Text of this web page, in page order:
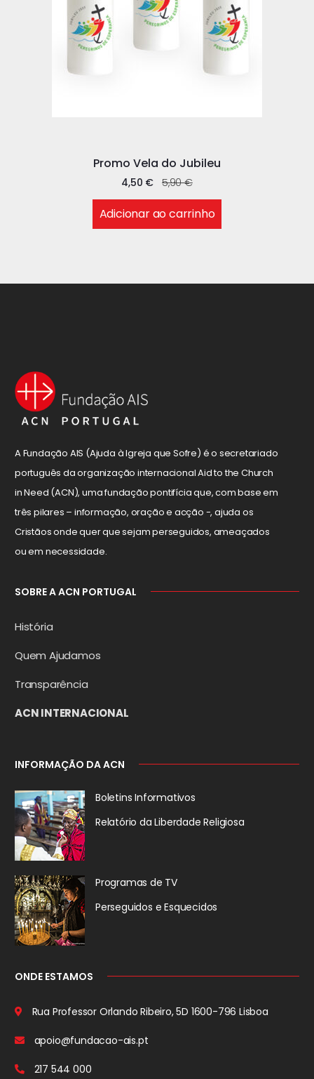
Promo Vela do Jubileu
5,90€
4,50 €
Adicionar ao carrinho
A Fundação AIS (Ajuda à Igreja que Sofre) é o secretariado
português da organização internacional Aid to the Church
in Need (ACN), uma fundação pontifícia que, com base em
três pilares – informação, oração e acção -, ajuda os
Cristãos onde quer que sejam perseguidos, ameaçados
ou em necessidade.
SOBRE A ACN PORTUGAL
História
Quem Ajudamos
Transparência
ACN INTERNACIONAL
INFORMAÇÃO DA ACN
Boletins Informativos
Relatório da Liberdade Religiosa
Programas de TV
Perseguidos e Esquecidos
ONDE ESTAMOS
Rua Professor Orlando Ribeiro, 5D 1600-796 Lisboa
apoio@fundacao-ais.pt
217 544 000